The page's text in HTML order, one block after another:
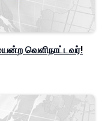
வெளிநாட்டவர்!